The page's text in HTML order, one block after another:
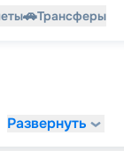
🚗Трансферы
Развернуть